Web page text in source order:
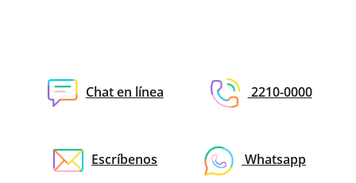
Chat en línea 2210-0000
Escríbenos Whatsapp